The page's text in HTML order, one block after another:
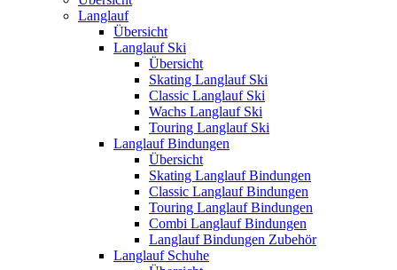
Langlauf
Übersicht
Langlauf Ski
Übersicht
Skating Langlauf Ski
Classic Langlauf Ski
Wachs Langlauf Ski
Touring Langlauf Ski
Langlauf Bindungen
Übersicht
Skating Langlauf Bindungen
Classic Langlauf Bindungen
Touring Langlauf Bindungen
Combi Langlauf Bindungen
Langlauf Bindungen Zubehör
Langlauf Schuhe